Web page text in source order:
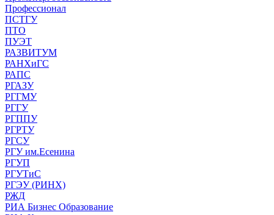
Профессионал
ПСТГУ
ПТО
ПУЭТ
РАЗВИТУМ
РАНХиГС
РАПС
РГАЗУ
РГГМУ
РГГУ
РГППУ
РГРТУ
РГСУ
РГУ им.Есенина
РГУП
РГУТиС
РГЭУ (РИНХ)
РЖД
РИА Бизнес Образование